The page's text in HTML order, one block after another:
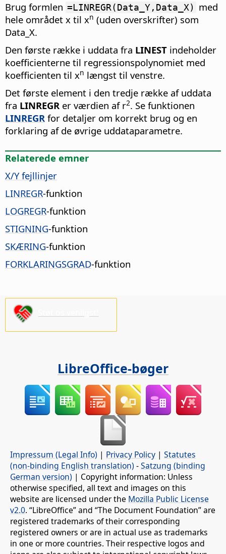
Brug formlen =LINREGR(Data_Y,Data_X)
med
hele området x til xn (uden overskrifter) som
Data_X.
Den første række i uddata fra LINEST indeholder
koefficienterne til regressionspolynomiet med
koefficienten til xn længst til venstre.
Det første element i den tredje række af uddata
fra LINREGR er værdien af r2. Se funktionen
LINREGR for detaljer om korrekt brug og en
forklaring af de øvrige uddataparametre.
Relaterede emner
X/Y fejllinjer
LINREGR-funktion
LOGREGR-funktion
STIGNING-funktion
SKÆRING-funktion
FORKLARINGSGRAD-funktion
LibreOffice-bøger
Impressum (Legal Info) | Privacy Policy | Statutes
(non-binding English translation) -Satzung (binding
German version) | Copyright information: Unless
otherwise specified, all text and images on this
website are licensed under the Mozilla Public License
v2.0. “LibreOffice” and “The Document Foundation” are
registered trademarks of their corresponding
registered owners or are in actual use as trademarks
in one or more countries. Their respective logos and